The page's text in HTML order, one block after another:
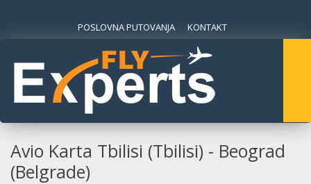
POSLOVNA PUTOVANJA KONTAKT
Avio Karta Tbilisi (Tbilisi) - Beograd
(Belgrade)